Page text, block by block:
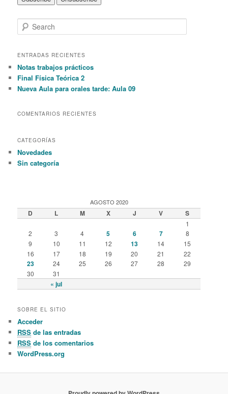
e
r
h
ENTRADAS RECIENTES
Notas trabajos prácticos
Final Física Teórica 2
Nueva Aula para orales tarde: Aula 09
COMENTARIOS RECIENTES
CATEGORÍAS
Novedades
Sin categoría
AGOSTO 2020
D L M X J V S
« jul
1
2
3 4 5 6 7
8
9
10 11 12 13 14
15
16
17 18 19 20 21 22
23 24 25 26 27 28
29
30
31
SOBRE EL SITIO
Acceder
RSS de las entradas
RSS de los comentarios
WordPress.org